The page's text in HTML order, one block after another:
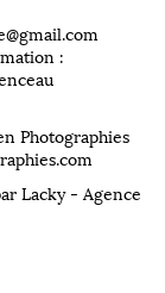
:
Photographies
Lacky - Agence